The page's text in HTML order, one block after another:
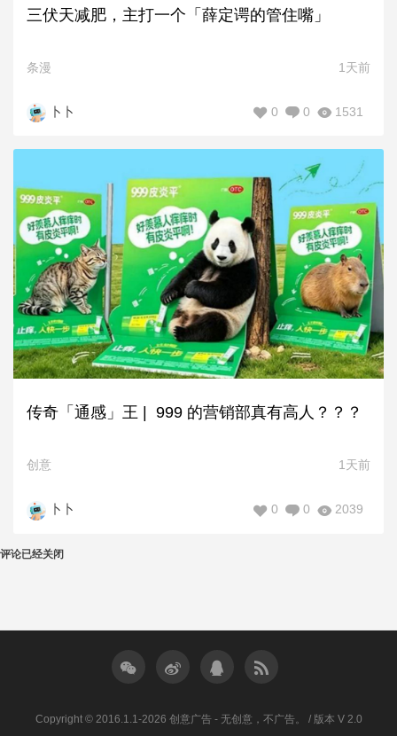
三伏天减肥，主打一个「薛定谔的管住嘴」
条漫 1天前
卜卜 1531
0
0
传奇「通感」王 | 999 的营销部真有高人？？？
创意 1天前
卜卜 2039
0
0
评论已经关闭
Copyright © 2016.1.1-2026 创意广告 - 无创意，不广告。 / 版本 V 2.0